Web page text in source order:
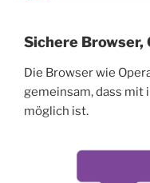
Sichere Browser,
Die Browser wie
gemeinsam, dass mit
möglich ist.